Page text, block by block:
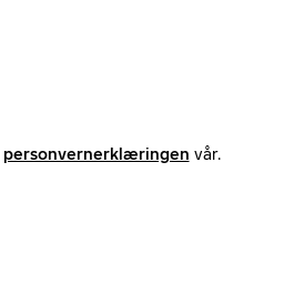
personvernerklæringen vår.